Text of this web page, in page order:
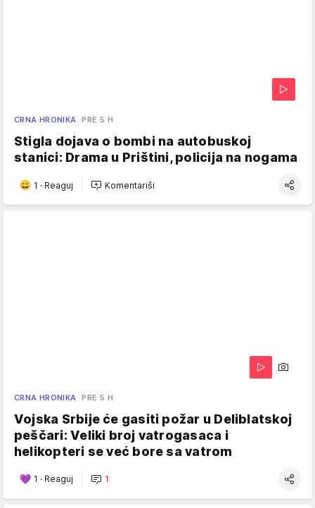
CRNA HRONIKA PRE 5 H
Stigla dojava o bombi na autobuskoj
stanici: Drama u Prištini, policija na nogama
1 · Reaguj Komentariši
CRNA HRONIKA PRE 5 H
Vojska Srbije će gasiti požar u Deliblatskoj
peščari: Veliki broj vatrogasaca i
helikopteri se već bore sa vatrom
1 · Reaguj 1